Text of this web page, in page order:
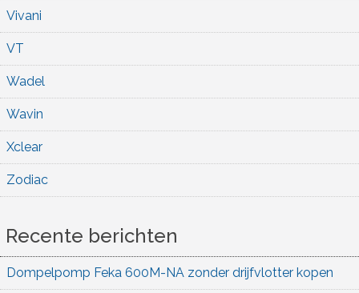
Vivani
VT
Wadel
Wavin
Xclear
Zodiac
Recente berichten
Dompelpomp Feka 600M-NA zonder drijfvlotter kopen